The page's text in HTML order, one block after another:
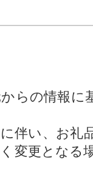
らの情報に
伴い、お礼
変更となる